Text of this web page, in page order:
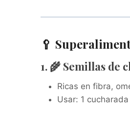
🥄
1. 🌾 Semillas de
Ricas en fibra,
Usar: 1